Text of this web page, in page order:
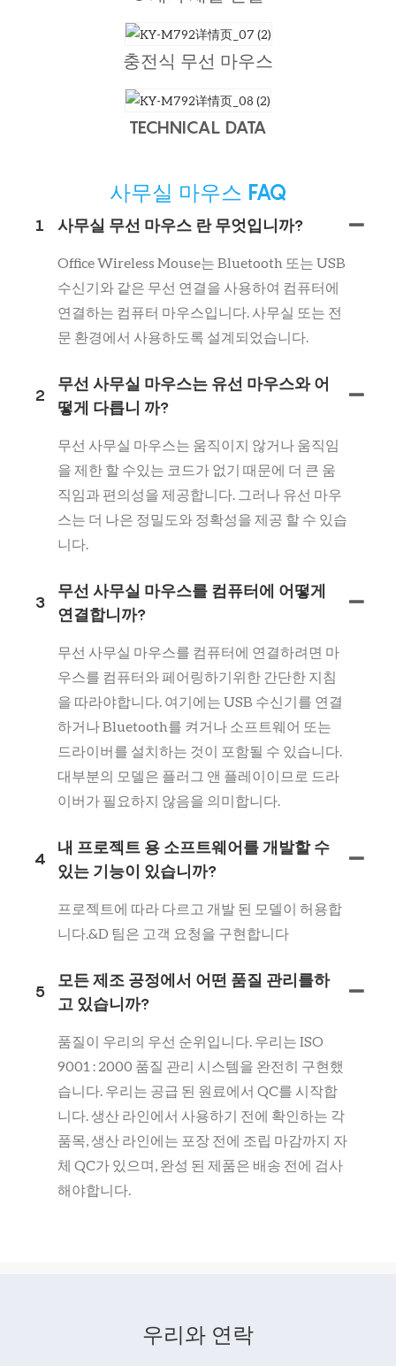
충전식 무선 마우스
TECHNICAL DATA
사무실 마우스 FAQ
1 사무실 무선 마우스 란 무엇입니까?
Office Wireless Mouse는 Bluetooth 또는 USB
수신기와 같은 무선 연결을 사용하여 컴퓨터에
연결하는 컴퓨터 마우스입니다. 사무실 또는 전
문 환경에서 사용하도록 설계되었습니다.
2
무선 사무실 마우스는 유선 마우스와 어
떻게 다릅니 까?
무선 사무실 마우스는 움직이지 않거나 움직임
을 제한 할 수있는 코드가 없기 때문에 더 큰 움
직임과 편의성을 제공합니다. 그러나 유선 마우
스는 더 나은 정밀도와 정확성을 제공 할 수 있습
니다.
3
무선 사무실 마우스를 컴퓨터에 어떻게
연결합니까?
무선 사무실 마우스를 컴퓨터에 연결하려면 마
우스를 컴퓨터와 페어링하기위한 간단한 지침
을 따라야합니다. 여기에는 USB 수신기를 연결
하거나 Bluetooth를 켜거나 소프트웨어 또는
드라이버를 설치하는 것이 포함될 수 있습니다.
대부분의 모델은 플러그 앤 플레이이므로 드라
이버가 필요하지 않음을 의미합니다.
4
내 프로젝트 용 소프트웨어를 개발할 수
있는 기능이 있습니까?
프로젝트에 따라 다르고 개발 된 모델이 허용합
니다.&D 팀은 고객 요청을 구현합니다
5
모든 제조 공정에서 어떤 품질 관리를하
고 있습니까?
품질이 우리의 우선 순위입니다. 우리는 ISO
9001 : 2000 품질 관리 시스템을 완전히 구현했
습니다. 우리는 공급 된 원료에서 QC를 시작합
니다. 생산 라인에서 사용하기 전에 확인하는 각
품목, 생산 라인에는 포장 전에 조립 마감까지 자
체 QC가 있으며, 완성 된 제품은 배송 전에 검사
해야합니다.
우리와 연락